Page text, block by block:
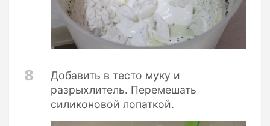
8
Добавить в тесто муку и
разрыхлитель. Перемешать
силиконовой лопаткой.